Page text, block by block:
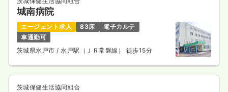
城南病院
エージェント求人 83床
電子カルテ
車通勤可
茨城県水戸市 / 水戸駅（ＪＲ常磐線） 徒歩15分
茨城保健生活協同組合